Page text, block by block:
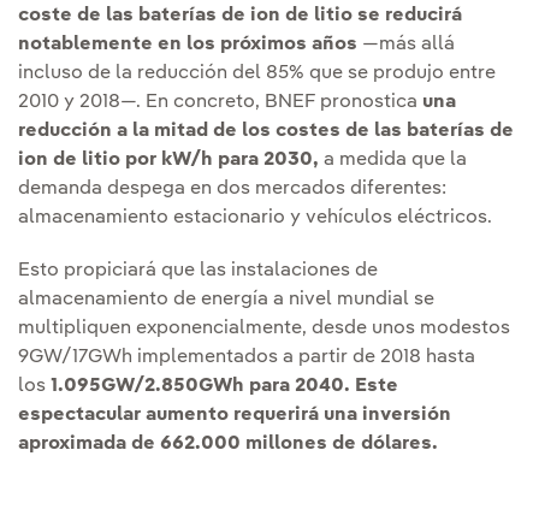
coste de las baterías de ion de litio se reducirá
notablemente en los próximos años —más allá
incluso de la reducción del 85% que se produjo entre
2010 y 2018—. En concreto, BNEF pronostica una
reducción a la mitad de los costes de las baterías de
ion de litio por kW/h para 2030, a medida que la
demanda despega en dos mercados diferentes:
almacenamiento estacionario y vehículos eléctricos.
Esto propiciará que las instalaciones de
almacenamiento de energía a nivel mundial se
multipliquen exponencialmente, desde unos modestos
9GW/17GWh implementados a partir de 2018 hasta
los 1.095GW/2.850GWh para 2040. Este
espectacular aumento requerirá una inversión
aproximada de 662.000 millones de dólares.